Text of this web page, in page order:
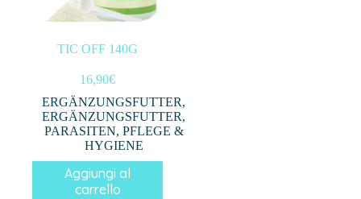
In offerta(0)
TIC OFF 140G
16,90€
ERGÄNZUNGSFUTTER,
ERGÄNZUNGSFUTTER,
PARASITEN, PFLEGE &
HYGIENE
Aggiungi al
carrello